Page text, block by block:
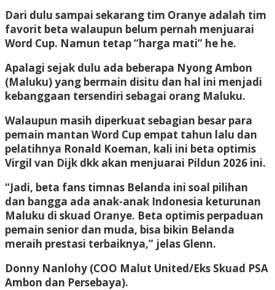
Dari dulu sampai sekarang tim Oranye adalah tim
favorit beta walaupun belum pernah menjuarai
Word Cup. Namun tetap “harga mati” he he.
Apalagi sejak dulu ada beberapa Nyong Ambon
(Maluku) yang bermain disitu dan hal ini menjadi
kebanggaan tersendiri sebagai orang Maluku.
Walaupun masih diperkuat sebagian besar para
pemain mantan Word Cup empat tahun lalu dan
pelatihnya Ronald Koeman, kali ini beta optimis
Virgil van Dijk dkk akan menjuarai Pildun 2026 ini.
“Jadi, beta fans timnas Belanda ini soal pilihan
dan bangga ada anak-anak Indonesia keturunan
Maluku di skuad Oranye. Beta optimis perpaduan
pemain senior dan muda, bisa bikin Belanda
meraih prestasi terbaiknya,” jelas Glenn.
Donny Nanlohy (COO Malut United/Eks Skuad PSA
Ambon dan Persebaya).